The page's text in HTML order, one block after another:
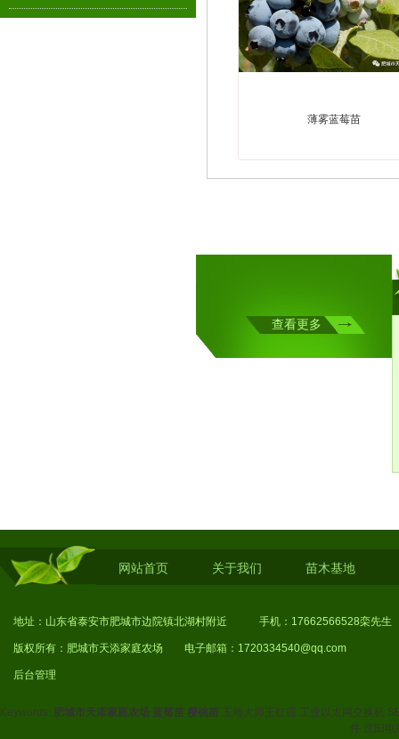
薄雾蓝莓苗
查看更多
网站首页 关于我们 苗木基地
地址：山东省泰安市肥城市边院镇北湖村附近 手机：17662566528栾先生
版权所有：肥城市天添家庭农场 电子邮箱：1720334540@qq.com
后台管理
Keywords: 肥城市天添家庭农场 蓝莓苗 樱桃苗 玉雕大师王红霞 工业以太网交换机
件 沈阳电